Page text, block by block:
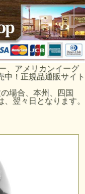
、アメリカンイーグ
中！正規品通販サイト
場合、本州、四国
翌々日となります。